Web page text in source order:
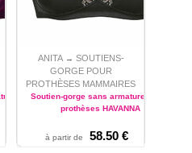
ANITA → SOUTIENS-
GORGE POUR
PROTHÈSES MAMMAIRES
Soutien-gorge sans armatures pour
prothèses HAVANNA
Ref. :5712X
à partir de 58.50 €